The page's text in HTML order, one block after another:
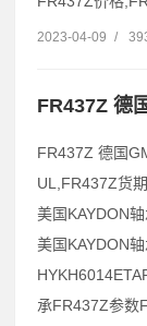
2023-04-09 /
FR437Z 德
FR437Z 德国
UL,FR437Z货
美国KAYDON
美国KAYDON
承FR437Z参数